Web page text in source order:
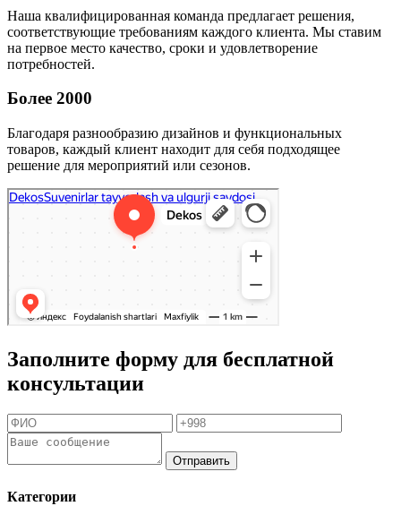
Наша квалифицированная команда предлагает решения,
соответствующие требованиям каждого клиента. Мы ставим
на первое место качество, сроки и удовлетворение
потребностей.
Более 2000
Благодаря разнообразию дизайнов и функциональных
товаров, каждый клиент находит для себя подходящее
решение для мероприятий или сезонов.
Заполните форму для бесплатной
консультации
Отправить
Категории